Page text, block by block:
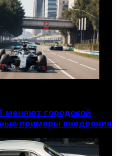
меняют городской
примеры внедрения